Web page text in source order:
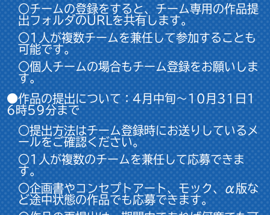
○チームの登録をすると、チーム専用の作品提
出フォルダのURLを共有します。
○1人が複数チームを兼任して参加することも
可能です。
○個人チームの場合もチーム登録をお願いしま
す。
●作品の提出について：4月中旬～10月31日1
6時59分まで
○提出方法はチーム登録時にお送りしているメ
ールをご確認ください。
○1人が複数のチームを兼任して応募できま
す。
○企画書やコンセプトアート、モック、α版な
ど途中状態の作品でも応募できます。